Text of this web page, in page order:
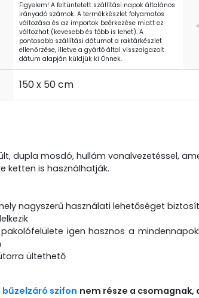
Figyelem! A feltüntetett szállítási napok általános
irányadó számok. A termékkészlet folyamatos
változása és az importok beérkezése miatt ez
változhat (kevesebb és több is lehet). A
pontosabb szállítási dátumot a raktárkészlet
ellenőrzése, illetve a gyártó által visszaigazolt
dátum alapján küldjük ki Önnek.
150 x 50 cm
dupla mosdó, hullám vonalvezetéssel,
ketten is használhatják.
nagyszerű használati lehetőséget
igen hasznos a
ültethető
bűzelzáró szifon nem része a